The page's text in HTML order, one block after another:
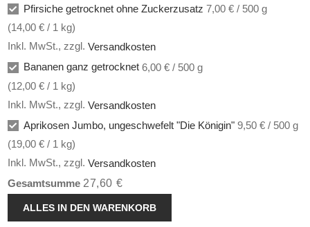
Pfirsiche getrocknet ohne Zuckerzusatz 7,00 € / 500 g
(14,00 € / 1 kg)
Inkl. MwSt., zzgl. Versandkosten
Bananen ganz getrocknet 6,00 € / 500 g
(12,00 € / 1 kg)
Inkl. MwSt., zzgl. Versandkosten
Aprikosen Jumbo, ungeschwefelt "Die Königin" 9,50 € / 500 g
(19,00 € / 1 kg)
Inkl. MwSt., zzgl. Versandkosten
Gesamtsumme 27,60 €
ALLES IN DEN WARENKORB